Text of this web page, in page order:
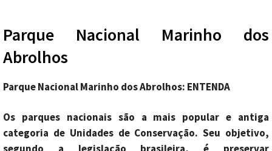
Parque Nacional Marinho dos
Abrolhos
Parque Nacional Marinho dos Abrolhos: ENTENDA
Os parques nacionais são a mais popular e antiga
categoria de Unidades de Conservação. Seu objetivo,